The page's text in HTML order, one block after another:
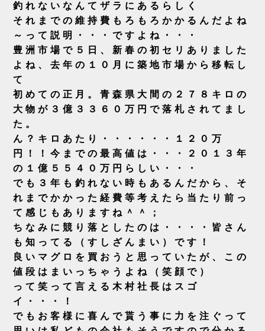
釣れないなんてザラにあるらしく
それまでの維持費もろもろかかるんだよね
～って説明・・・ですよね・・・
豊洲市場で ５日、新春の初セリありました
よね、去年の１０月に築地市場から移転し
て
初めての正月。青森県大間の２７８キロの
大物が３億３３６０万円で落札されてまし
た。
ん？キロあたり・・・・・・１２０万
円！！今までの最高値は・・・２０１３年
の１億５５４０万円らしい・・・
でも３年も釣れない時もあるんだから、そ
れまでかかった経費等考えたら当たり前っ
て感じもありますね＾＾；
ちなみに競り落としたのは・・・・皆さん
も知ってる（すしざんまい）です！
良いマグロを買おうと思っていたが、この
値段はまいっちゃうよね（笑顔で）
って笑って言える木村社長はスゴ
イ・・・！
でもお客様に喜んで貰う事に力を注ぐって